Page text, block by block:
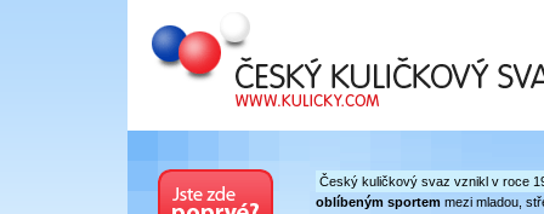
Český kuličkový svaz
Český kuličkový svaz vznikl v roce
oblíbeným sportem mezi mladou,